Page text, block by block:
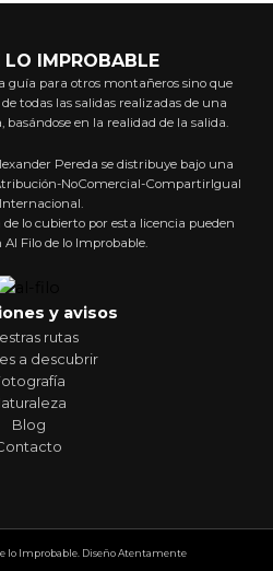
IMPROBABLE
guía para otros montañeros sino que
todas las salidas realizadas de una
en la realidad de la salida.
Pereda se distribuye bajo una
NoComercial-CompartirIgual
lo cubierto por esta licencia pueden
Filo de lo Improbable.
y avisos
rutas
a descubrir
Blog
lo Improbable. Diseño Atentamente